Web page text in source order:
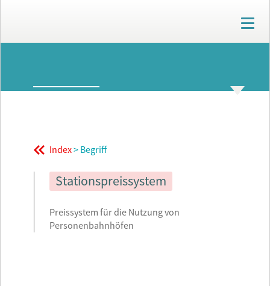
T
o
g
n
GLOSSAR
Index> Begriff
Stationspreissystem
Preissystem für die Nutzung von
Personenbahnhöfen